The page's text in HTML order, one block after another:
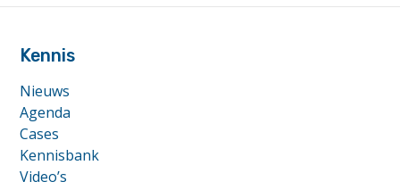
Kennis
Nieuws
Agenda
Cases
Kennisbank
Video’s